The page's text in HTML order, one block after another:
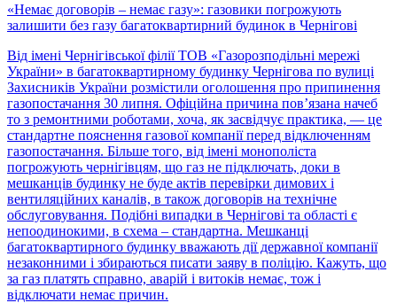
«Немає договорів – немає газу»: газовики погрожують
залишити без газу багатоквартирний будинок в Чернігові
Від імені Чернігівської філії ТОВ «Газорозподільні мережі
України» в багатоквартирному будинку Чернігова по вулиці
Захисників України розмістили оголошення про припинення
газопостачання 30 липня. Офіційна причина пов’язана начеб
то з ремонтними роботами, хоча, як засвідчує практика, — це
стандартне пояснення газової компанії перед відключенням
газопостачання. Більше того, від імені монополіста
погрожують чернігівцям, що газ не підключать, доки в
мешканців будинку не буде актів перевірки димових і
вентиляційних каналів, в також договорів на технічне
обслуговування. Подібні випадки в Чернігові та області є
непоодинокими, в схема – стандартна. Мешканці
багатоквартирного будинку вважають дії державної компанії
незаконними і збираються писати заяву в поліцію. Кажуть, що
за газ платять справно, аварій і витоків немає, тож і
відключати немає причин.